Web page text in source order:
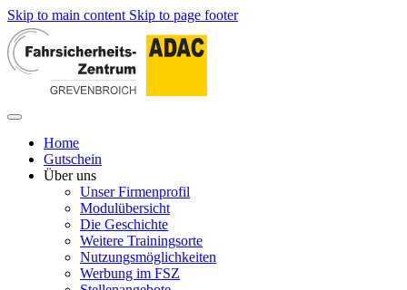
Skip to main content Skip to page footer
Home
Gutschein
Über uns
Unser Firmenprofil
Modulübersicht
Die Geschichte
Weitere Trainingsorte
Nutzungsmöglichkeiten
Werbung im FSZ